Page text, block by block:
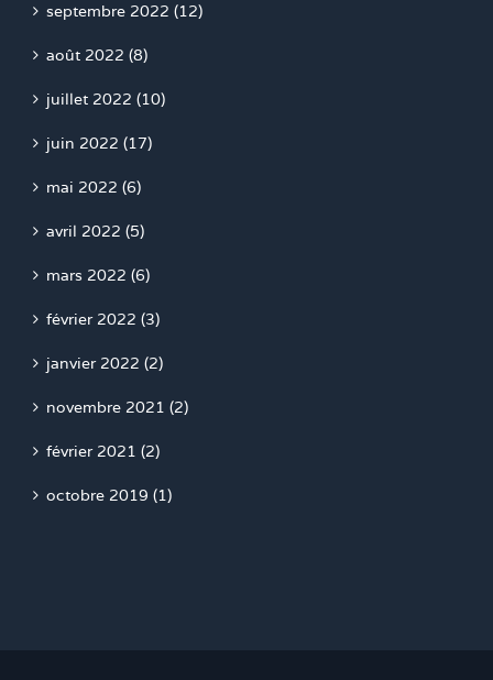
septembre 2022 (12)
août 2022 (8)
juillet 2022 (10)
juin 2022 (17)
mai 2022 (6)
avril 2022 (5)
mars 2022 (6)
février 2022 (3)
janvier 2022 (2)
novembre 2021 (2)
février 2021 (2)
octobre 2019 (1)